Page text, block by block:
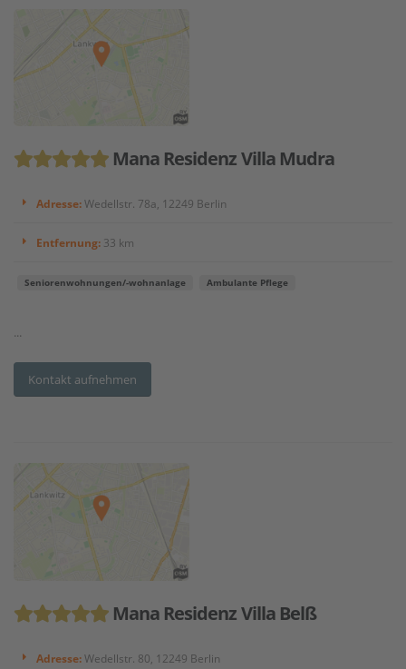
Mana Residenz Villa Mudra
Adresse:Wedellstr. 78a, 12249 Berlin
Entfernung: 33 km
Seniorenwohnungen/-wohnanlage Ambulante Pflege
...
Kontakt aufnehmen
Mana Residenz Villa Belß
Adresse:Wedellstr. 80, 12249 Berlin